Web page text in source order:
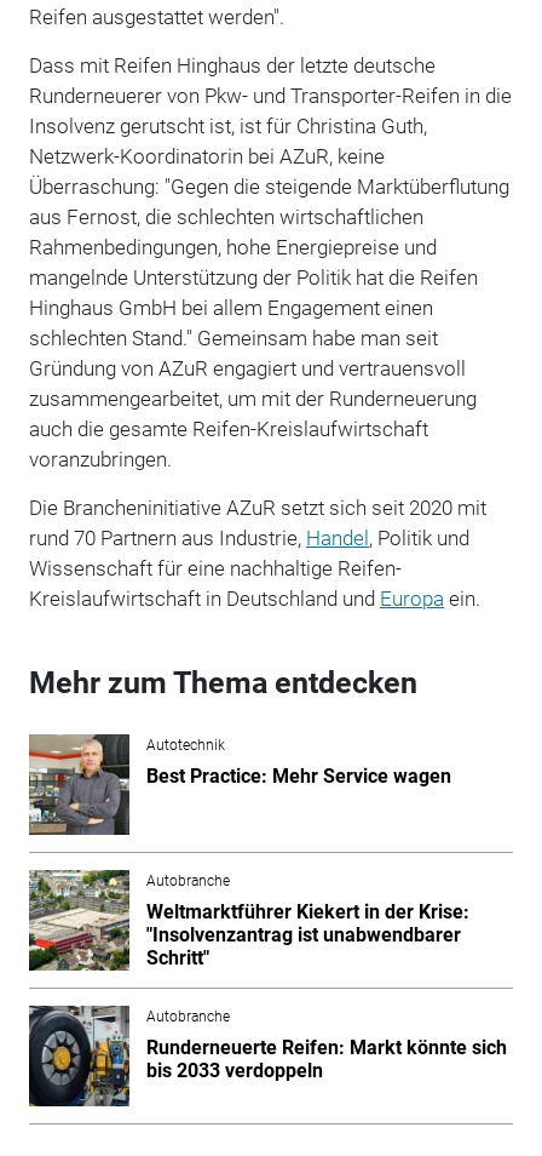
Reifen ausgestattet werden".
Dass mit Reifen Hinghaus der letzte deutsche
Runderneuerer von Pkw- und Transporter-Reifen in die
Insolvenz gerutscht ist, ist für Christina Guth,
Netzwerk-Koordinatorin bei AZuR, keine
Überraschung: "Gegen die steigende Marktüberflutung
aus Fernost, die schlechten wirtschaftlichen
Rahmenbedingungen, hohe Energiepreise und
mangelnde Unterstützung der Politik hat die Reifen
Hinghaus GmbH bei allem Engagement einen
schlechten Stand." Gemeinsam habe man seit
Gründung von AZuR engagiert und vertrauensvoll
zusammengearbeitet, um mit der Runderneuerung
auch die gesamte Reifen-Kreislaufwirtschaft
voranzubringen.
Die Brancheninitiative AZuR setzt sich seit 2020 mit
rund 70 Partnern aus Industrie, Handel, Politik und
Wissenschaft für eine nachhaltige Reifen-
Kreislaufwirtschaft in Deutschland und Europa ein.
Mehr zum Thema entdecken
Autotechnik
Best Practice: Mehr Service wagen
Autobranche
Weltmarktführer Kiekert in der Krise:
"Insolvenzantrag ist unabwendbarer
Schritt"
Autobranche
Runderneuerte Reifen: Markt könnte sich
bis 2033 verdoppeln